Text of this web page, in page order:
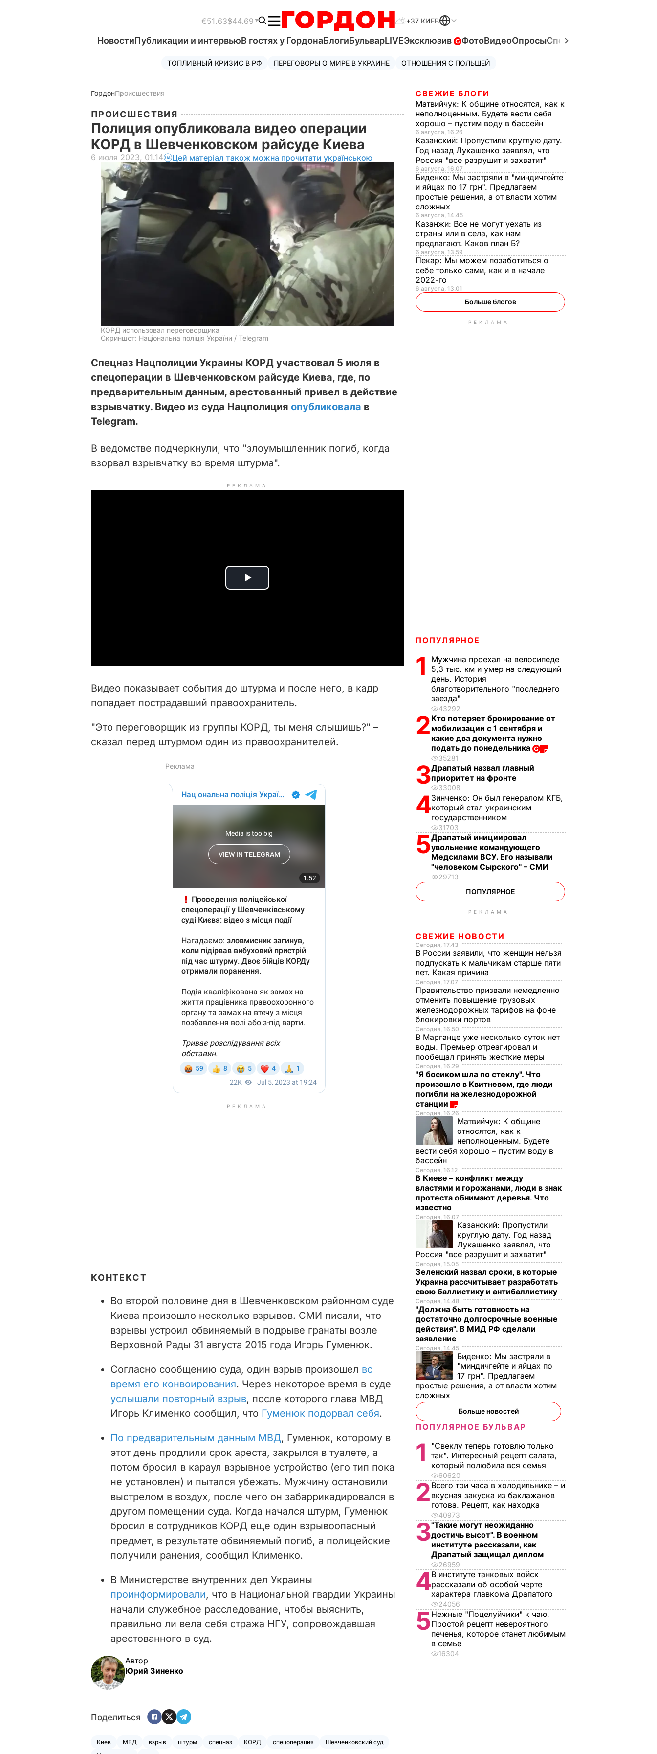
€51.63$44.69 +37 КИЕВ
НовостиПубликации и интервьюВ гостях у ГордонаБлогиБульварLIVEЭксклюзив ФотоВидеоОпросыСпецпроекты
ТОПЛИВНЫЙ КРИЗИС В РФ ПЕРЕГОВОРЫ О МИРЕ В УКРАИНЕ ОТНОШЕНИЯ С ПОЛЬШЕЙ
ГордонПроисшествия
ПРОИСШЕСТВИЯ
Полиция опубликовала видео операции
КОРД в Шевченковском райсуде Киева
6 июля 2023, 01.14 Цей матеріал також можна прочитати українською
КОРД использовал переговорщика
Скриншот: Національна поліція України / Telegram
Спецназ Нацполиции Украины КОРД участвовал 5 июля в
спецоперации в Шевченковском райсуде Киева, где, по
предварительным данным, арестованный привел в действие
взрывчатку. Видео из суда Нацполиция опубликовала в
Telegram.
В ведомстве подчеркнули, что "злоумышленник погиб, когда
взорвал взрывчатку во время штурма".
РЕКЛАМА
P
i
d
e
Видео показывает события до штурма и после него, в кадр
попадает пострадавший правоохранитель.
"Это переговорщик из группы КОРД, ты меня слышишь?" –
сказал перед штурмом один из правоохранителей.
РЕКЛАМА
КОНТЕКСТ
Во второй половине дня в Шевченковском районном суде
Киева произошло несколько взрывов. СМИ писали, что
взрывы устроил обвиняемый в подрыве гранаты возле
Верховной Рады 31 августа 2015 года Игорь Гуменюк.
Согласно сообщению суда, один взрыв произошел во
время его конвоирования. Через некоторое время в суде
услышали повторный взрыв, после которого глава МВД
Игорь Клименко сообщил, что Гуменюк подорвал себя.
По предварительным данным МВД, Гуменюк, которому в
этот день продлили срок ареста, закрылся в туалете, а
потом бросил в караул взрывное устройство (его тип пока
не установлен) и пытался убежать. Мужчину остановили
выстрелом в воздух, после чего он забаррикадировался в
другом помещении суда. Когда начался штурм, Гуменюк
бросил в сотрудников КОРД еще один взрывоопасный
предмет, в результате обвиняемый погиб, а полицейские
получили ранения, сообщил Клименко.
В Министерстве внутренних дел Украины
проинформировали, что в Национальной гвардии Украины
начали служебное расследование, чтобы выяснить,
правильно ли вела себя стража НГУ, сопровождавшая
арестованного в суд.
Автор
Юрий Зиненко
Поделиться
Киев МВД взрыв штурм спецназ КОРД спецоперация
Шевченковский суд
СВЕЖИЕ БЛОГИ
Матвийчук: К общине относятся, как к
неполноценным. Будете вести себя
хорошо – пустим воду в бассейн
6 августа, 16.26
Казанский: Пропустили круглую дату.
Год назад Лукашенко заявлял, что
Россия "все разрушит и захватит"
6 августа, 16.07
Биденко: Мы застряли в "миндичгейте
и яйцах по 17 грн". Предлагаем
простые решения, а от власти хотим
сложных
6 августа, 14.45
Казанжи: Все не могут уехать из
страны или в села, как нам
предлагают. Каков план Б?
6 августа, 13.59
Пекар: Мы можем позаботиться о
себе только сами, как и в начале
2022-го
6 августа, 13.01
Больше блогов
РЕКЛАМА
ПОПУЛЯРНОЕ
1
Мужчина проехал на велосипеде
5,3 тыс. км и умер на следующий
день. История
благотворительного "последнего
заезда"
43292
2 Кто потеряет бронирование от
мобилизации с 1 сентября и
какие два документа нужно
подать до понедельника
35281
3Драпатый назвал главный
приоритет на фронте
33008
4Зинченко: Он был генералом КГБ,
который стал украинским
государственником
31703
5Драпатый инициировал
увольнение командующего
Медсилами ВСУ. Его называли
"человеком Сырского" – СМИ
29713
ПОПУЛЯРНОЕ
РЕКЛАМА
СВЕЖИЕ НОВОСТИ
Сегодня, 17.43
В России заявили, что женщин нельзя
подпускать к мальчикам старше пяти
лет. Какая причина
Сегодня, 17.07
Правительство призвали немедленно
отменить повышение грузовых
железнодорожных тарифов на фоне
блокировки портов
Сегодня, 16.50
В Марганце уже несколько суток нет
воды. Премьер отреагировал и
пообещал принять жесткие меры
Сегодня, 16.29
"Я босиком шла по стеклу". Что
произошло в Квитневом, где люди
погибли на железнодорожной
станции
Сегодня, 16.26
Матвийчук: К общине
относятся, как к
неполноценным. Будете
вести себя хорошо – пустим воду в
бассейн
Сегодня, 16.12
В Киеве – конфликт между
властями и горожанами, люди в знак
протеста обнимают деревья. Что
известно
Сегодня, 16.07
Казанский: Пропустили
круглую дату. Год назад
Лукашенко заявлял, что
Россия "все разрушит и захватит"
Сегодня, 15.05
Зеленский назвал сроки, в которые
Украина рассчитывает разработать
свою баллистику и антибаллистику
Сегодня, 14.48
"Должна быть готовность на
достаточно долгосрочные военные
действия". В МИД РФ сделали
заявление
Сегодня, 14.45
Биденко: Мы застряли в
"миндичгейте и яйцах по
17 грн". Предлагаем
простые решения, а от власти хотим
сложных
Больше новостей
ПОПУЛЯРНОЕ БУЛЬВАР
1
"Свеклу теперь готовлю только
так". Интересный рецепт салата,
который полюбила вся семья
60620
2 Всего три часа в холодильнике – и
вкусная закуска из баклажанов
готова. Рецепт, как находка
40973
3"Такие могут неожиданно
достичь высот". В военном
институте рассказали, как
Драпатый защищал диплом
26959
4В институте танковых войск
рассказали об особой черте
характера главкома Драпатого
24056
5Нежные "Поцелуйчики" к чаю.
Простой рецепт невероятного
печенья, которое станет любимым
в семье
16304